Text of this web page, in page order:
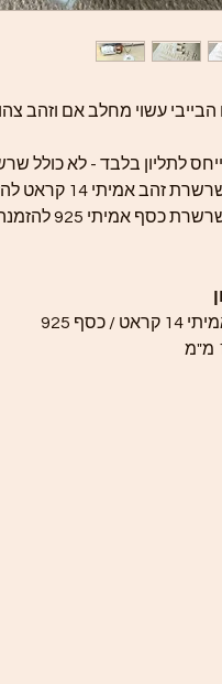
עשוי מחלב אם וזהב צהוב 14 קראט/ כסף
לתליון בלבד - לא כולל
אמיתי 14 קראט להזמנה
כסף אמיתי 925 להזמנה
כסף 925